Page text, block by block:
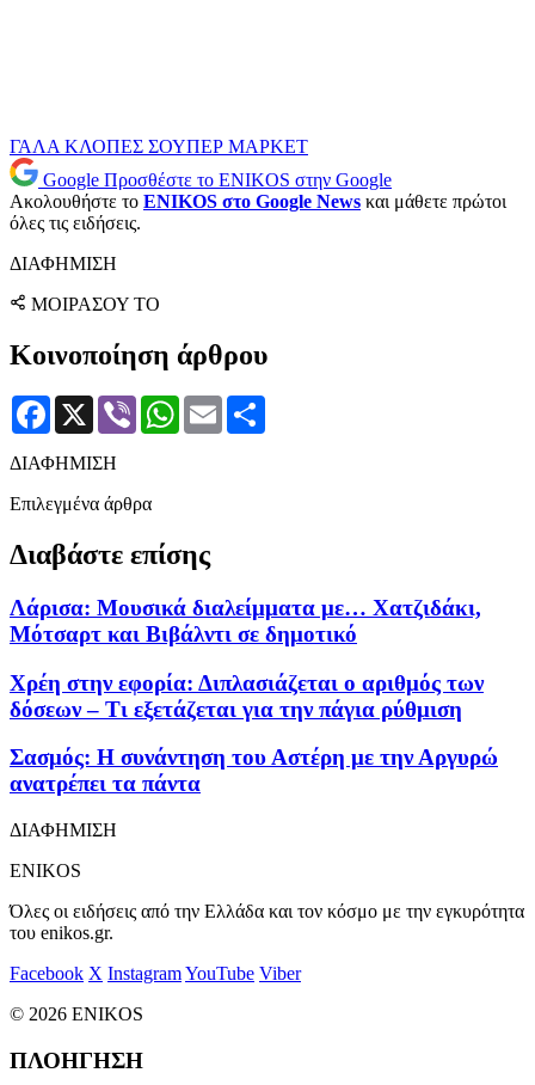
ΓΑΛΑ ΚΛΟΠΕΣ ΣΟΥΠΕΡ ΜΑΡΚΕΤ
Google Προσθέστε το ENIKOS στην Google
Ακολουθήστε το ENIKOS στο Google News και μάθετε πρώτοι
όλες τις ειδήσεις.
ΔΙΑΦΗΜΙΣΗ
ΜΟΙΡΑΣΟΥ ΤΟ
Κοινοποίηση άρθρου
Facebook
X Viber WhatsApp
Email
ΔΙΑΦΗΜΙΣΗ
Επιλεγμένα άρθρα
Διαβάστε επίσης
Λάρισα: Μουσικά διαλείμματα με… Χατζιδάκι,
Μότσαρτ και Βιβάλντι σε δημοτικό
Χρέη στην εφορία: Διπλασιάζεται ο αριθμός των
δόσεων – Τι εξετάζεται για την πάγια ρύθμιση
Σασμός: Η συνάντηση του Αστέρη με την Αργυρώ
ανατρέπει τα πάντα
ΔΙΑΦΗΜΙΣΗ
ENIKOS
Όλες οι ειδήσεις από την Ελλάδα και τον κόσμο με την εγκυρότητα
του enikos.gr.
Facebook X InstagramYouTube Viber
© 2026 ENIKOS
ΠΛΟΗΓΗΣΗ